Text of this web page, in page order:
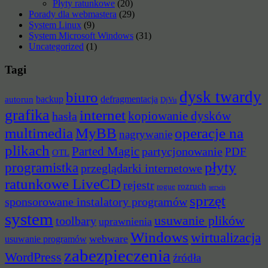
Płyty ratunkowe (20)
Porady dla webmastera (29)
System Linux (9)
System Microsoft Windows (31)
Uncategorized (1)
Tagi
autorun backup biuro defragmentacja DjVu dysk twardy
grafika hasła internetkopiowanie dysków
multimediaMyBB nagrywanie operacje na
plikach OTL Parted Magicpartycjonowanie PDF
programistka przeglądarki internetowe płyty
ratunkowe LiveCD rejestr rogue rozruch serwis
sponsorowane instalatory programów sprzęt
system toolbary uprawnienia usuwanie plików
usuwanie programów webware Windowswirtualizacja
WordPress zabezpieczenia źródła